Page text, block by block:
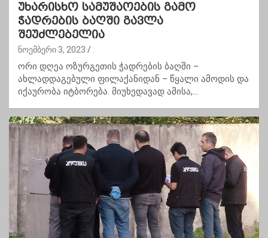
უხარისხო სამუშაოების გამო
ჭადრების ბაღში გავლა
შეუძლებელია
ნოემბერი 3, 2023
ორი დღეა ოზურგეთის ჭადრების ბაღში –
ახლადდაგებული ფილაქანიდან – წყალი ამოდის და
იქაურობა იტბორება. მიუხედავად ამისა,…